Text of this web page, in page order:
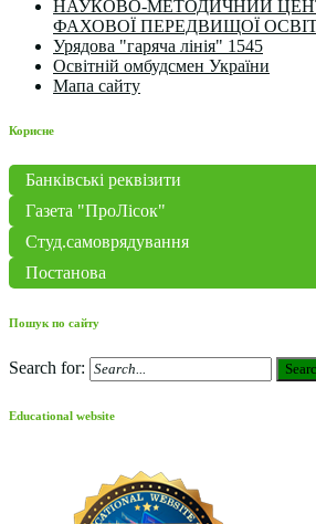
НАУКОВО-МЕТОДИЧНИЙ
ФАХОВОЇ ПЕРЕДВИЩОЇ
Урядова "гаряча лінія" 1545
Освітній омбудсмен України
Мапа сайту
Корисне
Банківські реквізити
Газета "ПроЛісок"
Студ.самоврядування
Постанова
Пошук по сайту
Search for:
Educational website